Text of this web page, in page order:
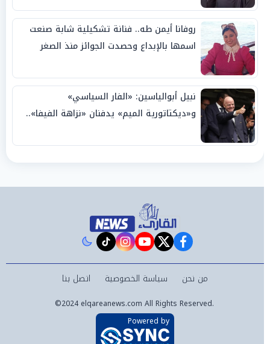
روفانا أيمن طه.. فنانة تشكيلية شابة صنعت
اسمها بالإبداع وحصدت الجوائز منذ الصغر
نبيل أبوالياسين: «الفار السياسي»
و«ديكتاتورية الميم» يدفنان «نزاهة الفيفا»..
وإقالة «إنفانتينو» باتت حتمية
facebook
twitter
youtube
instagram
tiktok
من نحن سياسة الخصوصية اتصل بنا
©2024 elqareanews.com All Rights Reserved.
Powered by